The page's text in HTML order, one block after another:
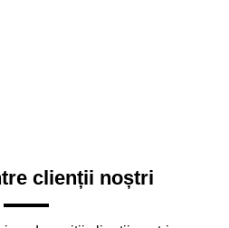
clienții noștri